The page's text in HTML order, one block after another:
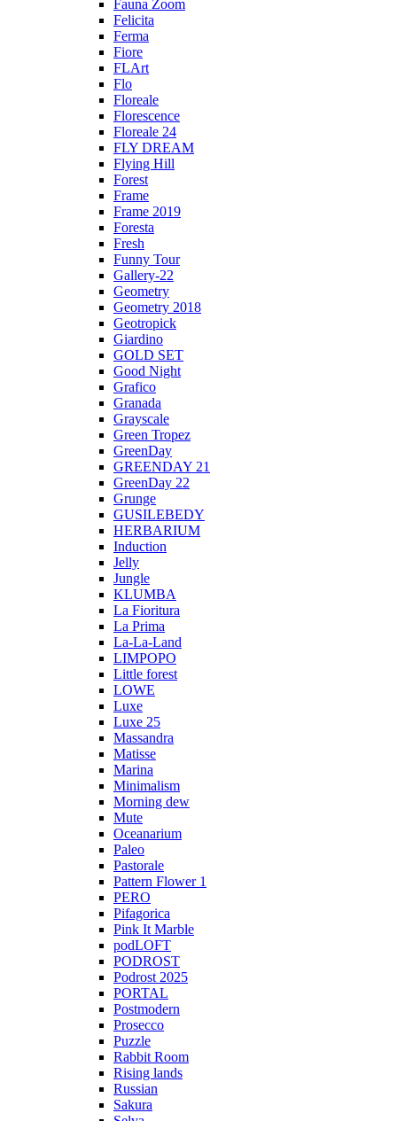
Fauna Zoom
Felicita
Ferma
Fiore
FLArt
Flo
Floreale
Florescence
Floreale 24
FLY DREAM
Flying Hill
Forest
Frame
Frame 2019
Foresta
Fresh
Funny Tour
Gallery-22
Geometry
Geometry 2018
Geotropick
Giardino
GOLD SET
Good Night
Grafico
Granada
Grayscale
Green Tropez
GreenDay
GREENDAY 21
GreenDay 22
Grunge
GUSILEBEDY
HERBARIUM
Induction
Jelly
Jungle
KLUMBA
La Fioritura
La Prima
La-La-Land
LIMPOPO
Little forest
LOWE
Luxe
Luxe 25
Massandra
Matisse
Marina
Minimalism
Morning dew
Mute
Oceanarium
Paleo
Pastorale
Pattern Flower 1
PERO
Pifagorica
Pink It Marble
podLOFT
PODROST
Podrost 2025
PORTAL
Postmodern
Prosecco
Puzzle
Rabbit Room
Rising lands
Russian
Sakura